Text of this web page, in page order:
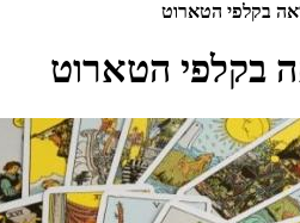
בקלפי הטארוט
בקלפי הטארוט